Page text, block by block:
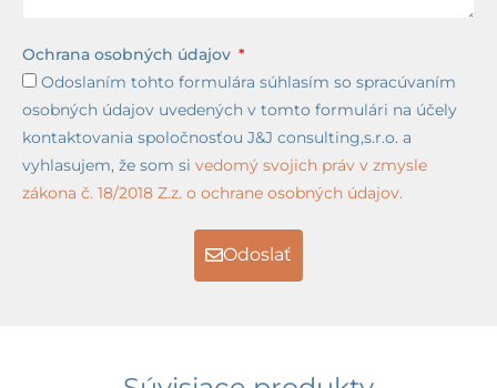
Ochrana osobných údajov
Odoslaním tohto formulára súhlasím so spracúvaním
osobných údajov uvedených v tomto formulári na účely
kontaktovania spoločnosťou J&J consulting,s.r.o. a
vyhlasujem, že som si vedomý svojich práv v zmysle
zákona č. 18/2018 Z.z. o ochrane osobných údajov.
Odoslať